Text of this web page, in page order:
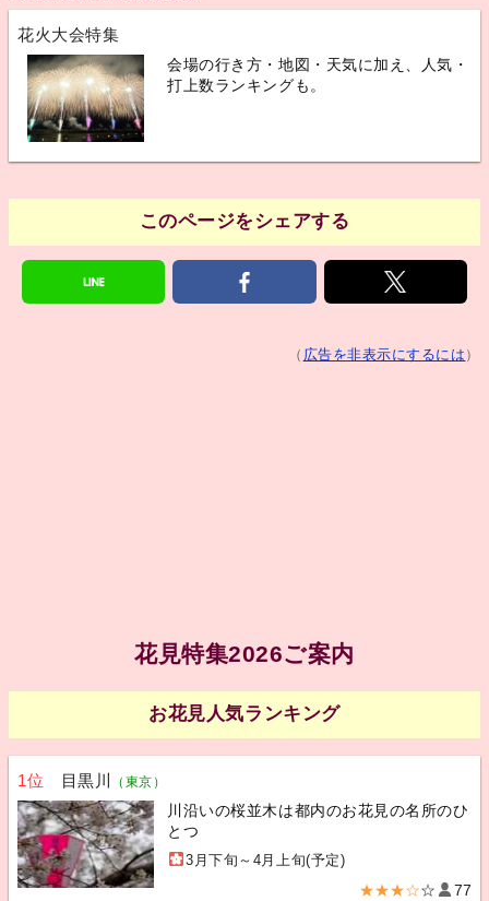
花火大会特集
会場の行き方・地図・天気に加え、人気・
打上数ランキングも。
このページをシェアする
（ 広告を非表示にするには ）
花見特集2026ご案内
お花見人気ランキング
1位 目黒川 （東京）
川沿いの桜並木は都内のお花見の名所のひ
とつ
3月下旬～4月上旬(予定)
★★★☆☆ 77